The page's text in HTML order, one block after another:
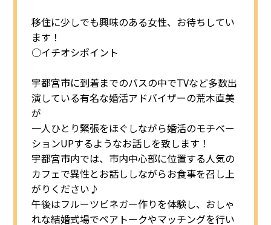
移住に少しでも興味のある女性、お待ちしてい
ます！
○イチオシポイント
宇都宮市に到着までのバスの中でTVなど多数出
演している有名な婚活アドバイザーの荒木直美
が
一人ひとり緊張をほぐしながら婚活のモチベー
ションUPするようなお話しを致します！
宇都宮市内では、市内中心部に位置する人気の
カフェで異性とお話ししながらお食事を召し上
がりください♪
午後はフルーツビネガー作りを体験し、おしゃ
れな結婚式場でペアトークやマッチングを行い